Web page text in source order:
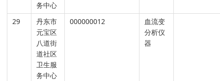
务中心
29
丹东市
元宝区
八道街
道社区
卫生服
务中心
000000012
血流变
分析仪
器